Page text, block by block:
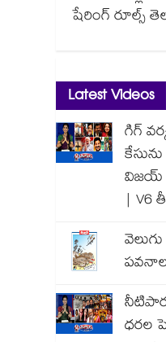
షేరింగ్‌ రూల్స్
Latest Videos
గిగ్
విజయ్
| V6
ధరల